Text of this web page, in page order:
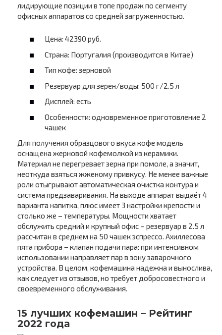
лидирующие позиции в топе продаж по сегменту
офисных аппаратов со средней загруженностью.
Цена: 42390 руб.
Страна: Португалия (производится в Китае)
Тип кофе: зерновой
Резервуар для зерен/воды: 500 г/2.5 л
Дисплей: есть
Особенности: одновременное приготовление 2
чашек
Для получения образцового вкуса кофе модель
оснащена жерновой кофемолкой из керамики.
Материал не перегревает зерна при помоле, а значит,
неоткуда взяться жженому привкусу. Не менее важные
роли отыгрывают автоматическая очистка контура и
система предзаваривания. На выходе аппарат выдаёт 4
варианта напитка, плюс имеет 3 настройки крепости и
столько же – температуры. Мощности хватает
обслужить средний и крупный офис – резервуар в 2.5 л
рассчитан в среднем на 50 чашек эспрессо. Ахиллесова
пята прибора – клапан подачи пара: при интенсивном
использовании направляет пар в зону заварочного
устройства. В целом, кофемашина надежна и вынослива,
как следует из отзывов, но требует добросовестного и
своевременного обслуживания.
15 лучших кофемашин – Рейтинг
2022 года